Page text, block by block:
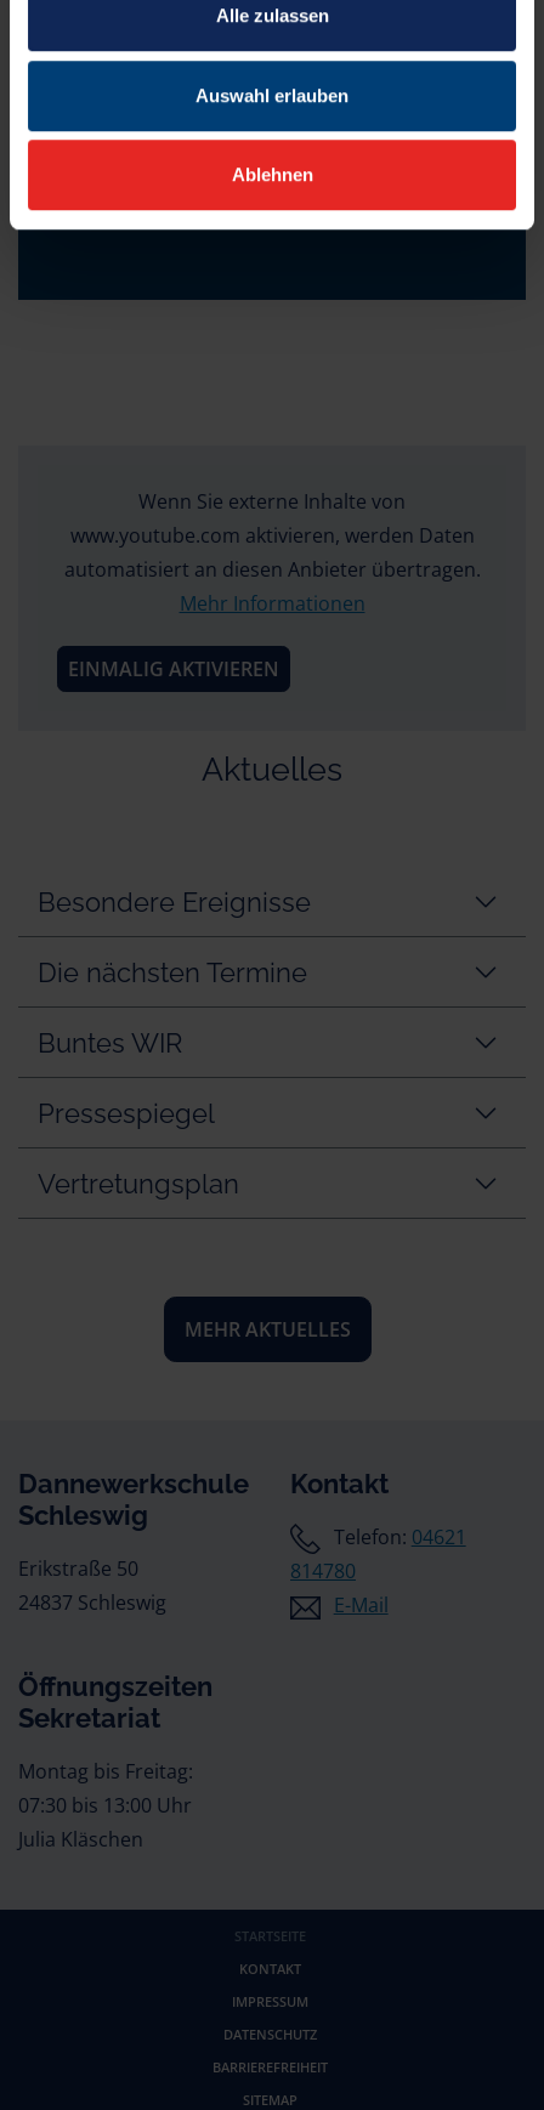
Alle zulassen
Auswahl erlauben
Ablehnen
Anmeldung DGWS
Wenn Sie externe Inhalte von
www.youtube.com aktivieren, werden Daten
automatisiert an diesen Anbieter übertragen.
Mehr Informationen
EINMALIG AKTIVIEREN
Aktuelles
Besondere Ereignisse
Die nächsten Termine
Buntes WIR
Pressespiegel
Vertretungsplan
MEHR AKTUELLES
Dannewerkschule
Schleswig
Erikstraße 50
24837 Schleswig
Kontakt
Telefon: 04621
814780
E-Mail
Öffnungszeiten
Sekretariat
Montag bis Freitag:
07:30 bis 13:00 Uhr
Julia Kläschen
STARTSEITE
KONTAKT
IMPRESSUM
DATENSCHUTZ
BARRIEREFREIHEIT
SITEMAP